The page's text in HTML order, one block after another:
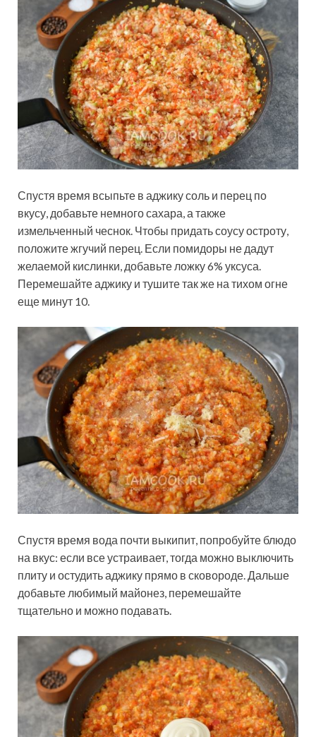
Спустя время всыпьте в аджику соль и перец по
вкусу, добавьте немного сахара, а также
измельченный чеснок. Чтобы придать соусу остроту,
положите жгучий перец. Если помидоры не дадут
желаемой кислинки, добавьте ложку 6% уксуса.
Перемешайте аджику и тушите так же на тихом огне
еще минут 10.
Спустя время вода почти выкипит, попробуйте блюдо
на вкус: если все устраивает, тогда можно выключить
плиту и остудить аджику прямо в сковороде. Дальше
добавьте любимый майонез, перемешайте
тщательно и можно подавать.